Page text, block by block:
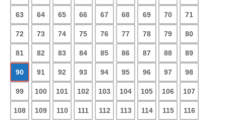
63 64 65 66 67 68 69 70 71
72 73 74 75 76 77 78 79 80
81 82 83 84 85 86 87 88 89
90 91 92 93 94 95 96 97 98
99 100 101 102 103 104 105 106 107
108 109 110 111 112 113 114 115 116